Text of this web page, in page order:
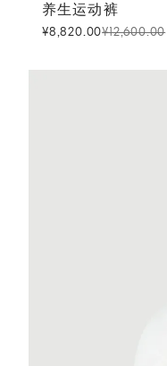
养生运动裤 白色
养生运动裤
¥8,820.00¥12,600.00